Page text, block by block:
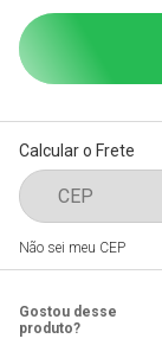
Calcular o Frete
Não sei meu CEP
Gostou desse
produto?